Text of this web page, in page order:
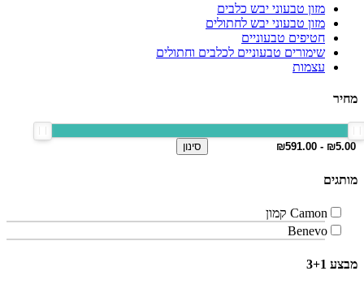
מזון טבעוני יבש כלבים
מזון טבעוני יבש לחתולים
חטיפים טבעוניים
שימורים טבעוניים לכלבים וחתולים
עצמות
מחיר
סינון
מותגים
Camon קמון
Benevo
מבצע 3+1